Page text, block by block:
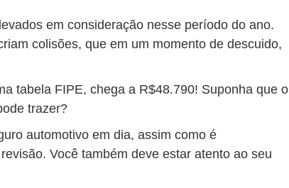
em consideração nesse período do ano.
colisões, que em um momento de descuido,
tabela FIPE, chega a R$48.790! Suponha que o
trazer?
automotivo em dia, assim como é
Você também deve estar atento ao seu